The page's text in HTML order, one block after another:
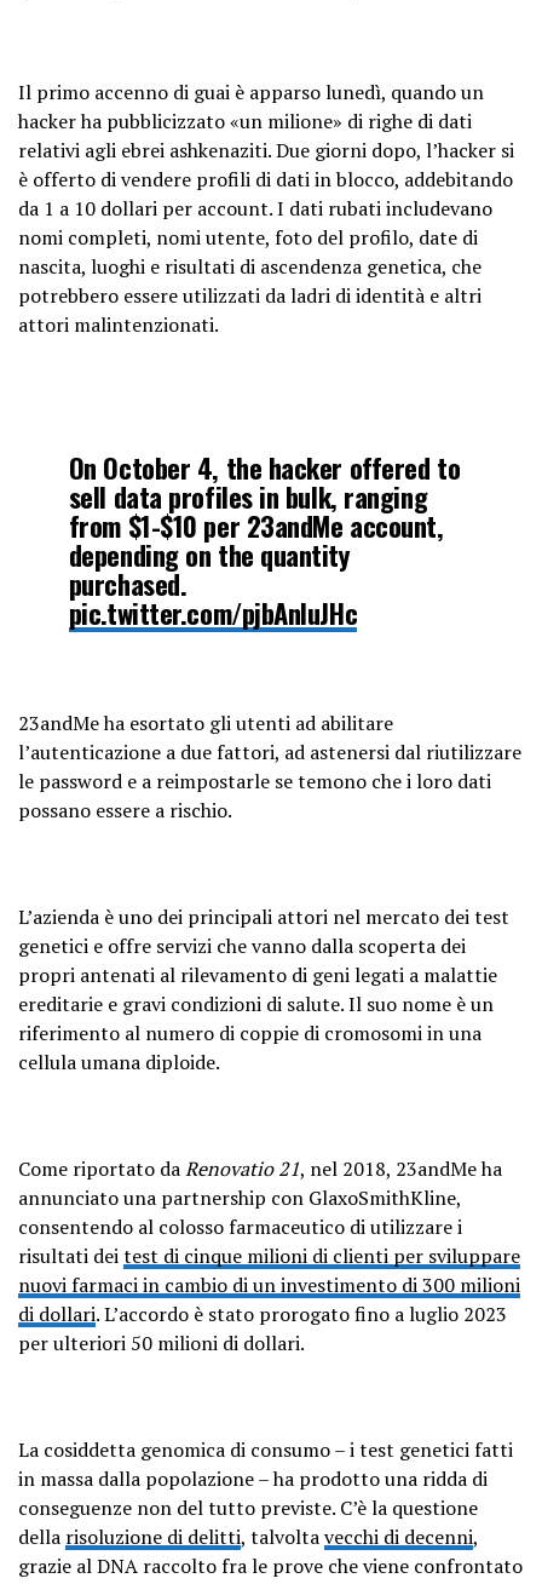
Il primo accenno di guai è apparso lunedì, quando un
hacker ha pubblicizzato «un milione» di righe di dati
relativi agli ebrei ashkenaziti. Due giorni dopo, l’hacker si
è offerto di vendere profili di dati in blocco, addebitando
da 1 a 10 dollari per account. I dati rubati includevano
nomi completi, nomi utente, foto del profilo, date di
nascita, luoghi e risultati di ascendenza genetica, che
potrebbero essere utilizzati da ladri di identità e altri
attori malintenzionati.
On October 4, the hacker offered to
sell data profiles in bulk, ranging
from $1-$10 per 23andMe account,
depending on the quantity
purchased.
pic.twitter.com/pjbAnIuJHc
October 6, 2023
23andMe ha esortato gli utenti ad abilitare
l’autenticazione a due fattori, ad astenersi dal riutilizzare
le password e a reimpostarle se temono che i loro dati
possano essere a rischio.
L’azienda è uno dei principali attori nel mercato dei test
genetici e offre servizi che vanno dalla scoperta dei
propri antenati al rilevamento di geni legati a malattie
ereditarie e gravi condizioni di salute. Il suo nome è un
riferimento al numero di coppie di cromosomi in una
cellula umana diploide.
Come riportato daRenovatio 21, nel 2018, 23andMe ha
annunciato una partnership con GlaxoSmithKline,
consentendo al colosso farmaceutico di utilizzare i
risultati deitest di cinque milioni di clienti per sviluppare
nuovi farmaci in cambio di un investimento di 300 milioni
di dollari. L’accordo è stato prorogato fino a luglio 2023
per ulteriori 50 milioni di dollari.
La cosiddetta genomica di consumo – i test genetici fatti
in massa dalla popolazione – ha prodotto una ridda di
conseguenze non del tutto previste. C’è la questione
della risoluzione di delitti, talvoltavecchi di decenni,
grazie al DNA raccolto fra le prove che viene confrontato